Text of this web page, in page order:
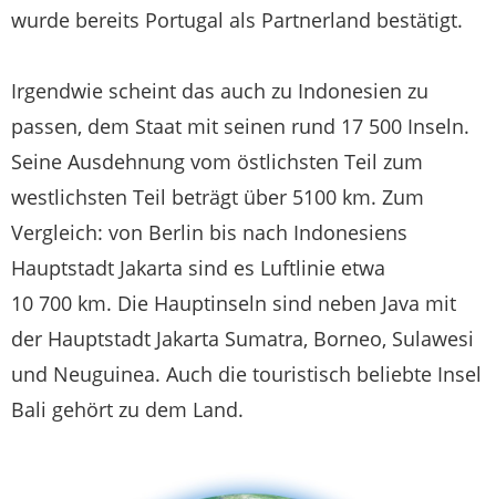
wurde bereits Portugal als Partnerland bestätigt.
Irgendwie scheint das auch zu Indonesien zu
passen, dem Staat mit seinen rund 17 500 Inseln.
Seine Ausdehnung vom östlichsten Teil zum
westlichsten Teil beträgt über 5100 km. Zum
Vergleich: von Berlin bis nach Indonesiens
Hauptstadt Jakarta sind es Luftlinie etwa
10 700 km. Die Hauptinseln sind neben Java mit
der Hauptstadt Jakarta Sumatra, Borneo, Sulawesi
und Neuguinea. Auch die touristisch beliebte Insel
Bali gehört zu dem Land.